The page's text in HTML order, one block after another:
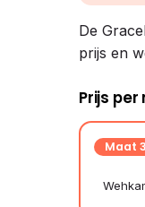
De
prijs en
Prijs
Maat